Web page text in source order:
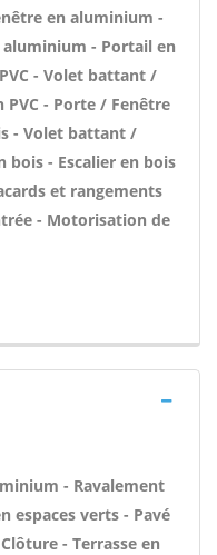
en aluminium -
- Portail en
- Volet battant /
- Porte / Fenêtre
- Volet battant /
- Escalier en bois
et rangements
- Motorisation de
- Ravalement
espaces verts - Pavé
- Terrasse en